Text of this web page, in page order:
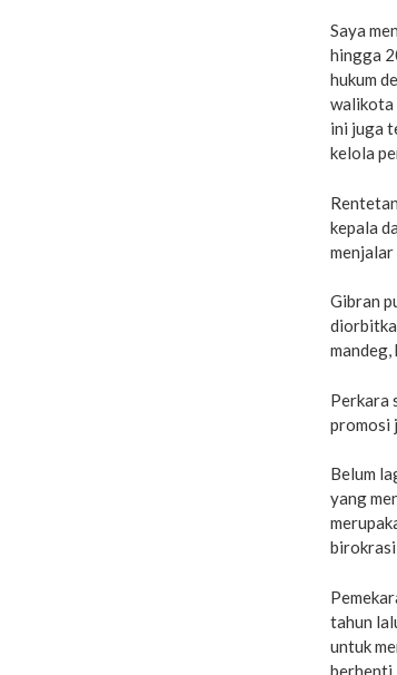
Saya
hingga
hukum
walikota
ini juga
kelola
kepala
Gibran
Perkara
promosi
Belum
yang
birokrasi
tahun
untuk
berhenti.